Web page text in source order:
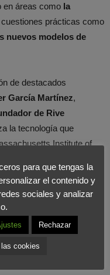
en áreas como la
cuestiones prácticas como
nuevos modelos de
de destacados
García Martínez,
de Rive
la tecnología que
Institute of
Pura y Aplicada,
Chemical Society como
de dirigir el
de la Universidad de
Emergentes y
Mundial.
para que tengas la
el contenido y
sociales y analizar
Rechazar
cookies